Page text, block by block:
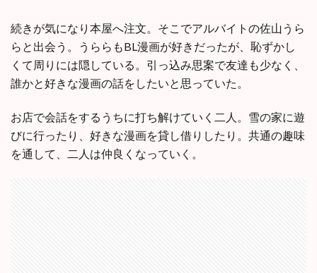
続きが気になり本屋へ注文。そこでアルバイトの佐山うら
らと出会う。うららもBL漫画が好きだったが、恥ずかし
くて周りには隠している。引っ込み思案で友達も少なく、
誰かと好きな漫画の話をしたいと思っていた。
お店で会話をするうちに打ち解けていく二人。雪の家に遊
びに行ったり、好きな漫画を貸し借りしたり。共通の趣味
を通して、二人は仲良くなっていく。